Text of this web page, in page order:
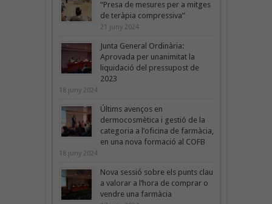
“Presa de mesures per a mitges
de teràpia compressiva”
21 juny 2024
Junta General Ordinària:
Aprovada per unanimitat la
liquidació del pressupost de
2023
18 juny 2024
Últims avenços en
dermocosmètica i gestió de la
categoria a l’oficina de farmàcia,
en una nova formació al COFB
18 juny 2024
Nova sessió sobre els punts clau
a valorar a l’hora de comprar o
vendre una farmàcia